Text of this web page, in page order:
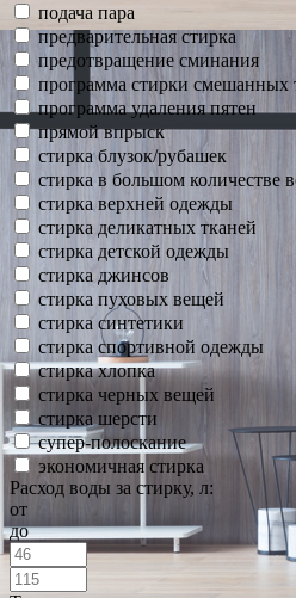
подача пара
предварительная стирка
предотвращение сминания
программа стирки смешанных
программа удаления пятен
прямой впрыск
стирка блузок/рубашек
стирка в большом количестве
стирка верхней одежды
стирка деликатных тканей
стирка детской одежды
стирка джинсов
стирка пуховых вещей
стирка синтетики
стирка спортивной одежды
стирка хлопка
стирка черных вещей
стирка шерсти
супер-полоскание
экономичная стирка
Расход воды за стирку, л:
от
до